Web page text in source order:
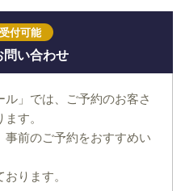
付可能
問い合わせ
ル」では、ご予約のお客さ
す。
前のご予約をおすすめい
ります。